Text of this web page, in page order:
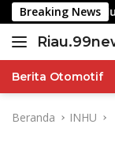
Langsung
ke
konten
Breaking News
di SD
Terbaik
Berita Otomotif
Beranda INHU